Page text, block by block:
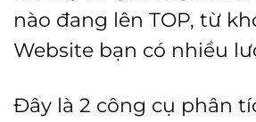
nào đang lên TOP, từ
Website bạn có nhiều
Đây là 2 công cụ phân